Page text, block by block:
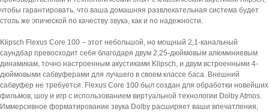
чтобы гарантировать, что ваша домашняя развлекательная система будет
столь же эпической по качеству звука, как и по надежности.
Klipsch Flexus Core 100 – этот небольшой, но мощный 2,1-канальный
саундбар превосходит себя благодаря двум 2,25-дюймовым алюминиевым
динамикам, точно настроенным акустиками Klipsch, и двум встроенными 4-
дюймовыми сабвуферами для лучшего в своем классе баса. Внешний
сабвуфер не требуется. Flexus Core 100 был создан для обработки новейших
фильмов, шоу и игр с использованием виртуальной технологии Dolby Atmos.
Иммерсивное форматирование звука Dolby расширяет ваши впечатления,